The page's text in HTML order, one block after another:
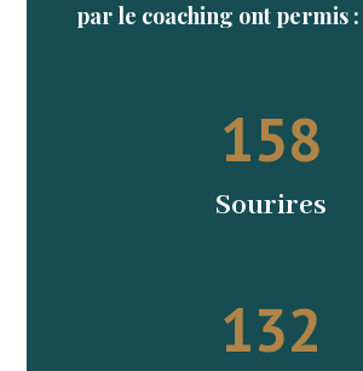
par le coaching ont permis :
158
Sourires
132